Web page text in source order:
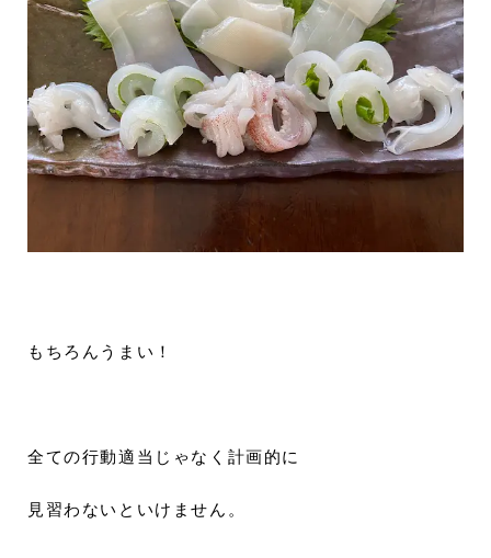
もちろんうまい！
全ての行動適当じゃなく計画的に
見習わないといけません。